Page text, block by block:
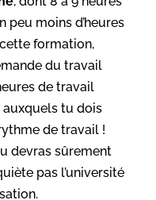
peu moins d’heures
formation,
du travail
de travail
tu dois
de travail !
devras sûrement
pas l’université